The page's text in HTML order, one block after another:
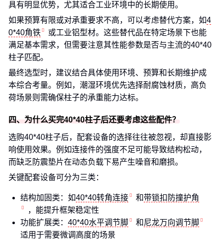
具有明显优势，尤其适合工业环境中的长期使用。
如果预算有限或对承重要求不高，可以考虑替代方案，如4
0*40角铁
或工业铝型材。这些替代品在特定场景下也能
满足基本需求，但需要注意其性能参数是否与主流的40*40
柱子匹配。
最终选型时，建议结合具体使用环境、预算和长期维护成
本综合考量。例如，潮湿环境优先选择耐腐蚀材质，高负
荷场景则需确保柱子的承重能力达标。
四、为什么买完40*40柱子后还要考虑这些配件？
选购40*40柱子后，配套设备的选择往往被忽视，却直接影
响使用效果。例如连接件的强度不足可能导致结构松动，
而缺乏防震垫片在动态负载下易产生噪音和磨损。
关键配套设备可分为三类：
结构加固类：如40*40转角连接 和带锁扣防撞护角
，能提升框架稳定性
功能扩展类： 40*40水平调节脚 和 尼龙万向调节脚
适用于需要微调高度的场景